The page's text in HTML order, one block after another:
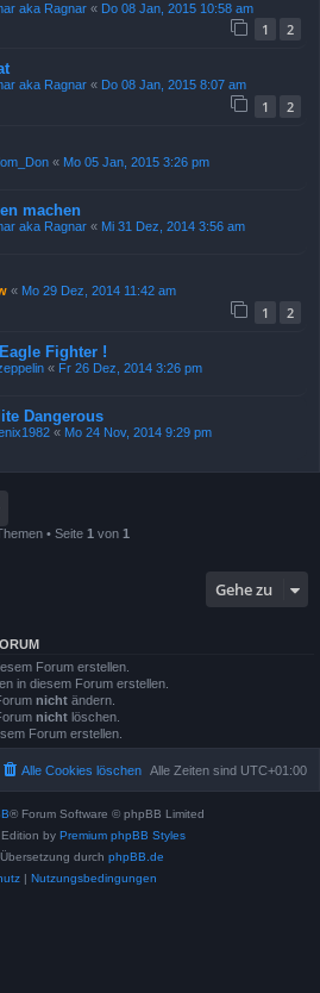
aka Ragnar « Do 08 Jan, 2015 10:58 am
1 2
aka Ragnar « Do 08 Jan, 2015 8:07 am
1 2
« Mo 05 Jan, 2015 3:26 pm
machen
aka Ragnar « Mi 31 Dez, 2014 3:56 am
« Mo 29 Dez, 2014 11:42 am
1 2
Fighter !
« Fr 26 Dez, 2014 3:26 pm
Dangerous
« Mo 24 Nov, 2014 9:29 pm
• Seite 1 von 1
Gehe zu
Forum erstellen.
in diesem Forum erstellen.
nicht ändern.
nicht löschen.
Forum erstellen.
Alle Zeiten sind UTC+01:00
Alle Cookies löschen
® Forum Software © phpBB Limited
Edition by Premium phpBB Styles
durch phpBB.de
| Nutzungsbedingungen